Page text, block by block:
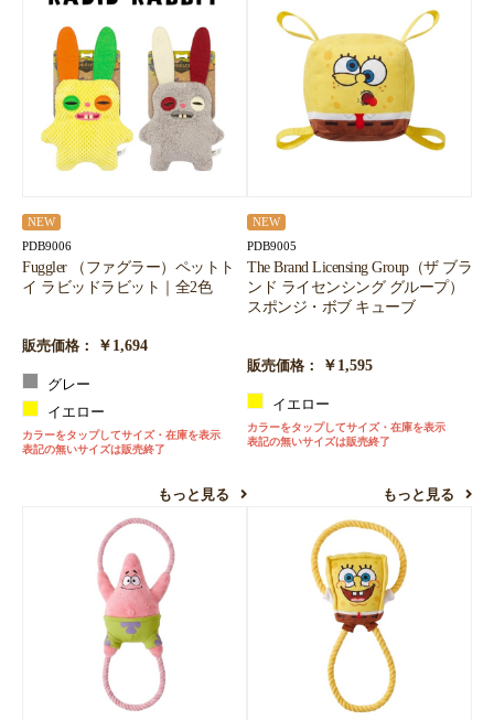
NEW
PDB9006
Fuggler （ファグラー）ペットト
イ ラビッドラビット｜全2色
販売価格： ￥1,694
グレー
イエロー
カラーをタップしてサイズ・在庫を表示
表記の無いサイズは販売終了
もっと見る
NEW
PDB9005
The Brand Licensing Group（ザ ブラ
ンド ライセンシング グループ）
スポンジ・ボブ キューブ
販売価格： ￥1,595
イエロー
カラーをタップしてサイズ・在庫を表示
表記の無いサイズは販売終了
もっと見る